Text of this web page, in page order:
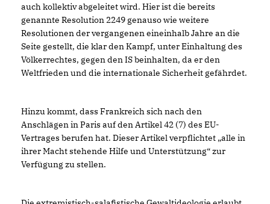
auch kollektiv abgeleitet wird. Hier ist die bereits
genannte Resolution 2249 genauso wie weitere
Resolutionen der vergangenen eineinhalb Jahre an die
Seite gestellt, die klar den Kampf, unter Einhaltung des
Völkerrechtes, gegen den IS beinhalten, da er den
Weltfrieden und die internationale Sicherheit gefährdet.
Hinzu kommt, dass Frankreich sich nach den
Anschlägen in Paris auf den Artikel 42 (7) des EU-
Vertrages berufen hat. Dieser Artikel verpflichtet „alle in
ihrer Macht stehende Hilfe und Unterstützung“ zur
Verfügung zu stellen.